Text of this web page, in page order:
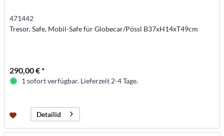
471442
Tresor, Safe, Mobil-Safe für Globecar/Pössl B37xH14xT49cm
290,00 € *
1 sofort verfügbar. Lieferzeit 2-4 Tage.
Detailid